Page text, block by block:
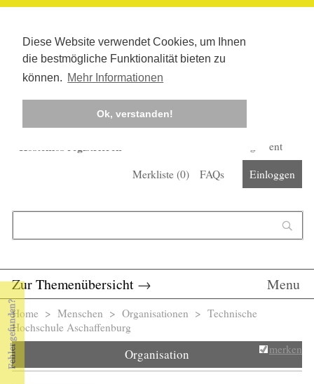
Diese Website verwendet Cookies, um Ihnen
die bestmögliche Funktionalität bieten zu
können. Mehr Informationen
Ok, verstanden!
Kostenlos registrieren
Corona-Management
Merkliste (0) FAQs Einloggen
Zur Themenübersicht → Menu
Sie sind hier
Home > Menschen > Organisationen > Technische
Hochschule Aschaffenburg
Organisation merken